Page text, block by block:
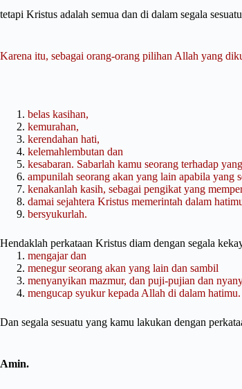
tetapi Kristus adalah semua dan di dalam segala
Karena itu, sebagai orang-orang pilihan Allah yang
belas kasihan,
kemurahan,
kerendahan hati,
kelemahlembutan dan
kesabaran. Sabarlah kamu seorang terhadap
ampunilah seorang akan yang lain apabila yang
kenakanlah kasih, sebagai pengikat yang
damai sejahtera Kristus memerintah dalam
bersyukurlah.
Hendaklah perkataan Kristus diam dengan segala
mengajar dan
menegur seorang akan yang lain dan sambil
menyanyikan mazmur, dan puji-pujian dan
mengucap syukur kepada Allah di dalam hatimu.
Dan segala sesuatu yang kamu lakukan dengan
Amin.